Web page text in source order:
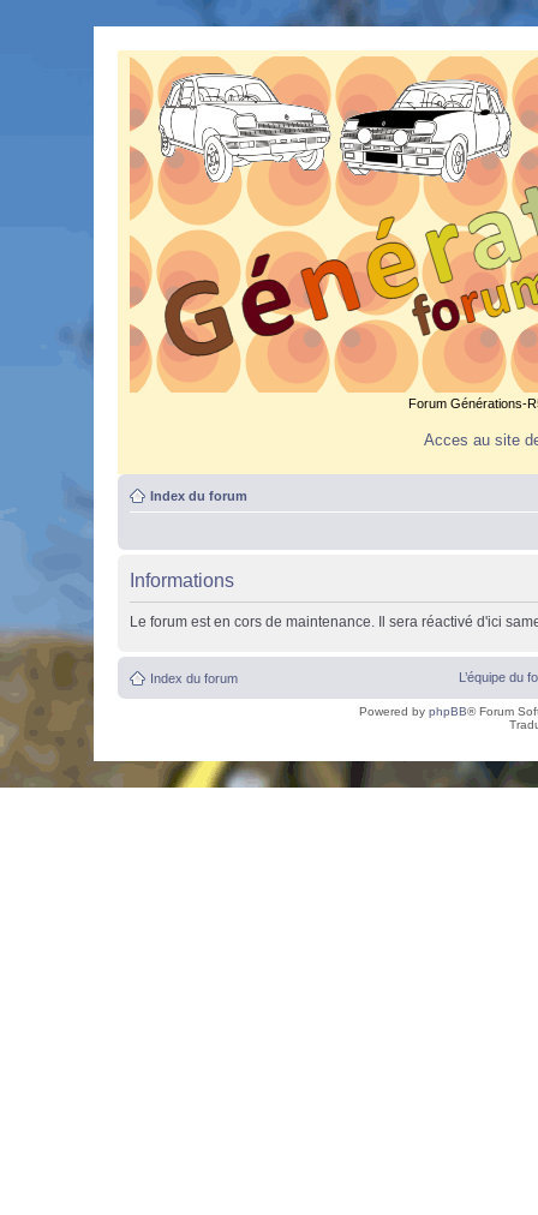
Forum Générations-
Acces au site
Index du forum
Informations
Le forum est en cors de maintenance. Il sera réactivé d'ici
Index du forum L’équipe du
Powered by phpBB® Forum